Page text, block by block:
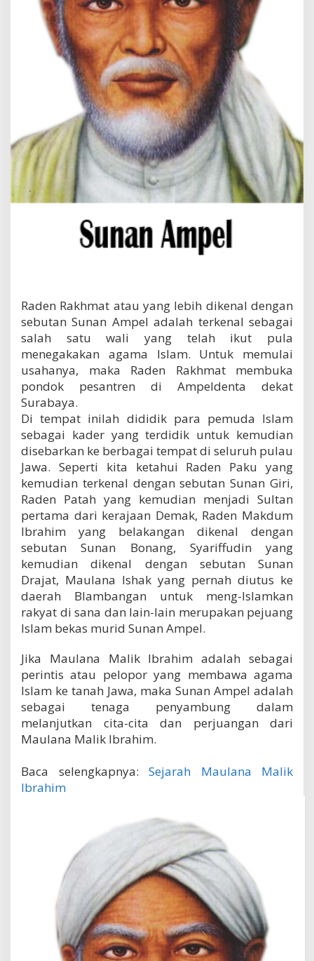
m
e
l
Raden Rakhmat atau yang lebih dikenal dengan
sebutan Sunan Ampel adalah terkenal sebagai
salah satu wali yang telah ikut pula
menegakakan agama Islam. Untuk memulai
usahanya, maka Raden Rakhmat membuka
pondok pesantren di Ampeldenta dekat
Surabaya.
Di tempat inilah dididik para pemuda Islam
sebagai kader yang terdidik untuk kemudian
disebarkan ke berbagai tempat di seluruh pulau
Jawa. Seperti kita ketahui Raden Paku yang
kemudian terkenal dengan sebutan Sunan Giri,
Raden Patah yang kemudian menjadi Sultan
pertama dari kerajaan Demak, Raden Makdum
Ibrahim yang belakangan dikenal dengan
sebutan Sunan Bonang, Syariffudin yang
kemudian dikenal dengan sebutan Sunan
Drajat, Maulana Ishak yang pernah diutus ke
daerah Blambangan untuk meng-Islamkan
rakyat di sana dan lain-lain merupakan pejuang
Islam bekas murid Sunan Ampel.
Jika Maulana Malik Ibrahim adalah sebagai
perintis atau pelopor yang membawa agama
Islam ke tanah Jawa, maka Sunan Ampel adalah
sebagai tenaga penyambung dalam
melanjutkan cita-cita dan perjuangan dari
Maulana Malik Ibrahim.
Baca selengkapnya:
Sejarah Maulana Malik
Ibrahim